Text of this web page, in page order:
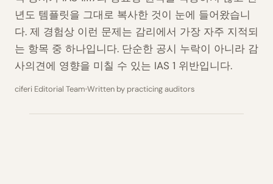
년도 템플릿을 그대로 복사한 것이 눈에 들어왔습니
다. 제 경험상 이런 문제는 감리에서 가장 자주 지적되
는 항목 중 하나입니다. 단순한 공시 누락이 아니라 감
사의견에 영향을 미칠 수 있는 IAS 1 위반입니다.
ciferi Editorial Team Written by practicing auditors